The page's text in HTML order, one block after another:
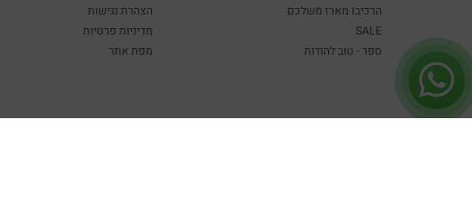
הרכיבו מארז משלכם
SALE
ספר - טוב להודות
הצהרת נגישות
מדיניות פרטיות
מפת אתר